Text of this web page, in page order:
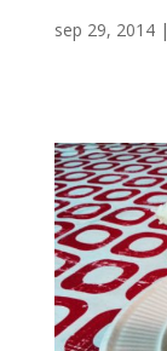
sep 29, 2014|